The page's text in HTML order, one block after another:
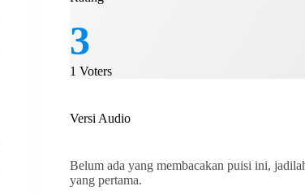
3
1 Voters
Versi Audio
Belum ada yang membacakan puisi ini,
yang pertama.